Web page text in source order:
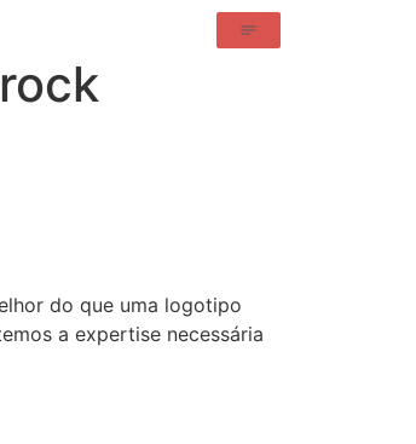
do que uma logotipo
a expertise necessária